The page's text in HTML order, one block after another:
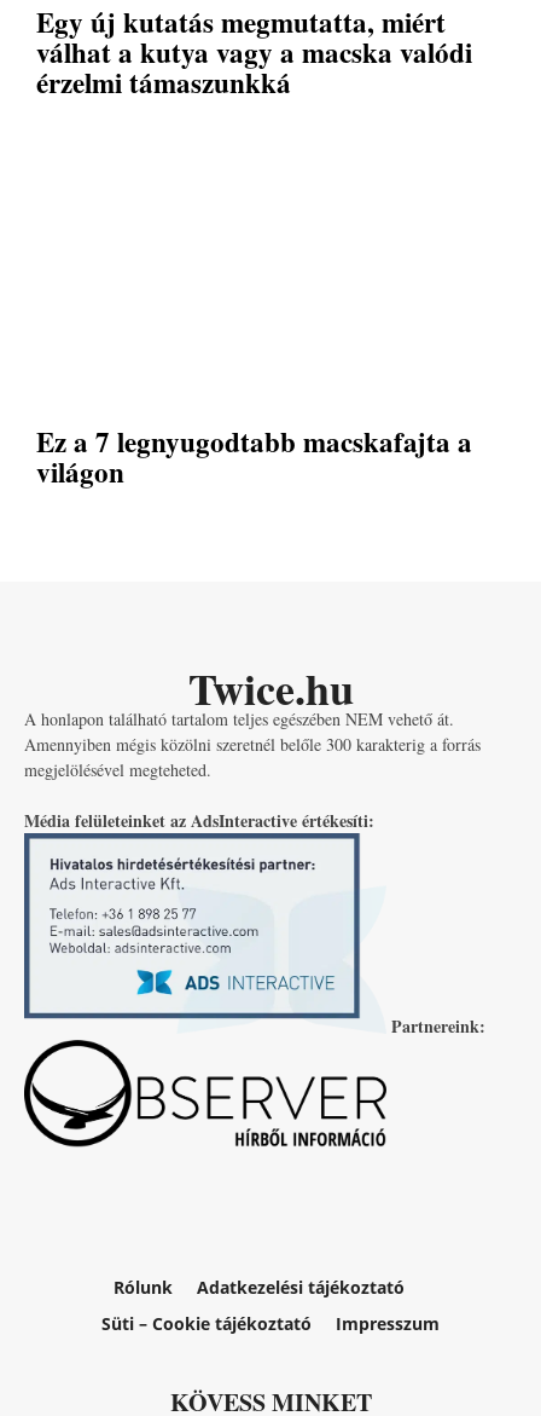
Egy új kutatás megmutatta, miért
válhat a kutya vagy a macska valódi
érzelmi támaszunkká
Ez a 7 legnyugodtabb macskafajta a
világon
Twice.hu
A honlapon található tartalom teljes egészében NEM vehető át.
Amennyiben mégis közölni szeretnél belőle 300 karakterig a forrás
megjelölésével megteheted.
Média felületeinket az AdsInteractive értékesíti:
Partnereink:
Rólunk
Adatkezelési tájékoztató
Süti – Cookie tájékoztató
Impresszum
KÖVESS MINKET